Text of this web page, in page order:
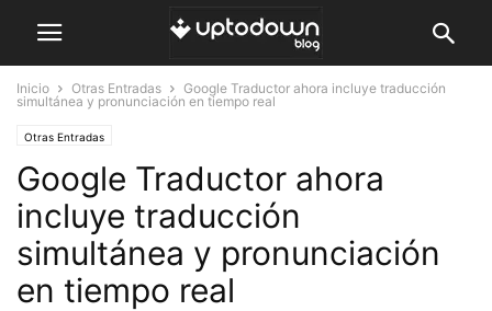
Inicio Otras Entradas
Google Traductor ahora incluye traducción
simultánea y pronunciación en tiempo real
Otras Entradas
Google Traductor ahora
incluye traducción
simultánea y pronunciación
en tiempo real